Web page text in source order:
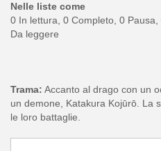
Nelle liste come
0 In lettura, 0 Completo, 0
Da leggere
Trama: Accanto al drago con un
un demone, Katakura Kojūrō. La
le loro battaglie.